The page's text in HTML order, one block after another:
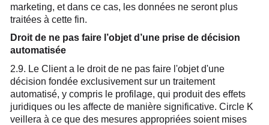
marketing, et dans ce cas, les données ne seront plus
traitées à cette fin.
Droit de ne pas faire l’objet d’une prise de décision
automatisée
2.9. Le Client a le droit de ne pas faire l'objet d'une
décision fondée exclusivement sur un traitement
automatisé, y compris le profilage, qui produit des effets
juridiques ou les affecte de manière significative. Circle K
veillera à ce que des mesures appropriées soient mises